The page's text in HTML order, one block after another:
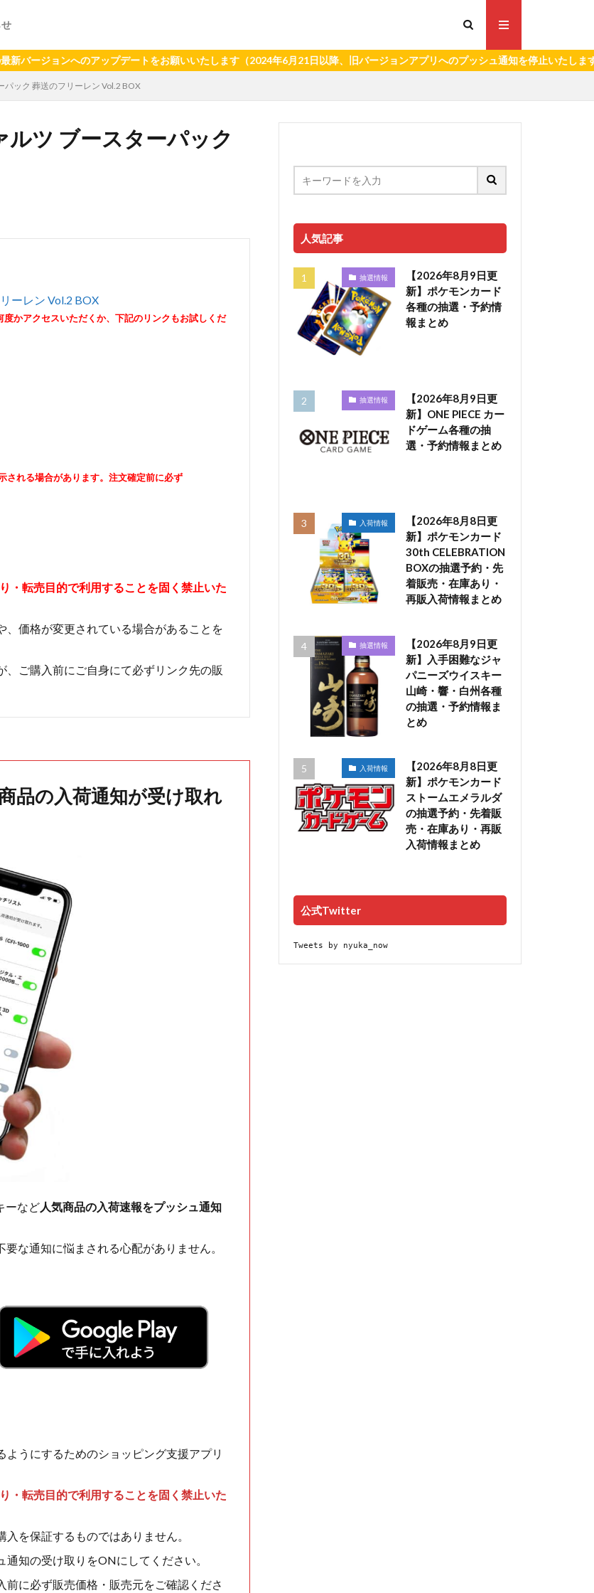
ョンへのアップデートをお願いいたします（2024年6月21日以降、旧バージョンアプリへのプッシュ通知を停止いたします。）
パック 葬送のフリーレン Vol.2 BOX
ルツ ブースターパック
ーレン Vol.2 BOX
かアクセスいただくか、下記のリンクもお試しくだ
れる場合があります。注文確定前に必ず
・転売目的で利用することを固く禁止いた
価格が変更されている場合があることを
ご購入前にご自身にて必ずリンク先の販
品の入荷通知が受け取れ
ーなど人気商品の入荷速報をプッシュ通知
要な通知に悩まされる心配がありません。
うにするためのショッピング支援アプリ
・転売目的で利用することを固く禁止いた
を保証するものではありません。
知の受け取りをONにしてください。
に必ず販売価格・販売元をご確認くださ
人気記事
抽選情報
【2026年8月9日更
新】ポケモンカード
各種の抽選・予約情
報まとめ
抽選情報
【2026年8月9日更
新】ONE PIECE カー
ドゲーム各種の抽
選・予約情報まとめ
入荷情報
【2026年8月8日更
新】ポケモンカード
30th CELEBRATION
BOXの抽選予約・先
着販売・在庫あり・
再販入荷情報まとめ
抽選情報
【2026年8月9日更
新】入手困難なジャ
パニーズウイスキー
山崎・響・白州各種
の抽選・予約情報ま
とめ
入荷情報
【2026年8月8日更
新】ポケモンカード
ストームエメラルダ
の抽選予約・先着販
売・在庫あり・再販
入荷情報まとめ
公式Twitter
Tweets by nyuka_now